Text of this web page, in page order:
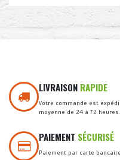
LIVRAISON RAPIDE
Votre commande est
moyenne de 24 à 72 heures.
PAIEMENT SÉCURISÉ
Paiement par carte